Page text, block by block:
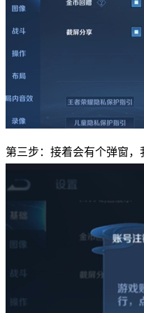
第三步：接着会有个弹窗，